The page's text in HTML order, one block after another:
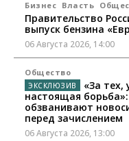
Бизнес Власть
Правительство
выпуск бензина
06 Августа 2026, 14:00
Общество
«За тех,
настоящая
обзванивают
перед зачислением
06 Августа 2026, 13:00